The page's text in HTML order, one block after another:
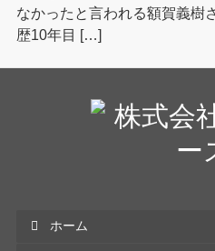
なかったと言われる額賀義樹
歴10年目 […]
ホーム